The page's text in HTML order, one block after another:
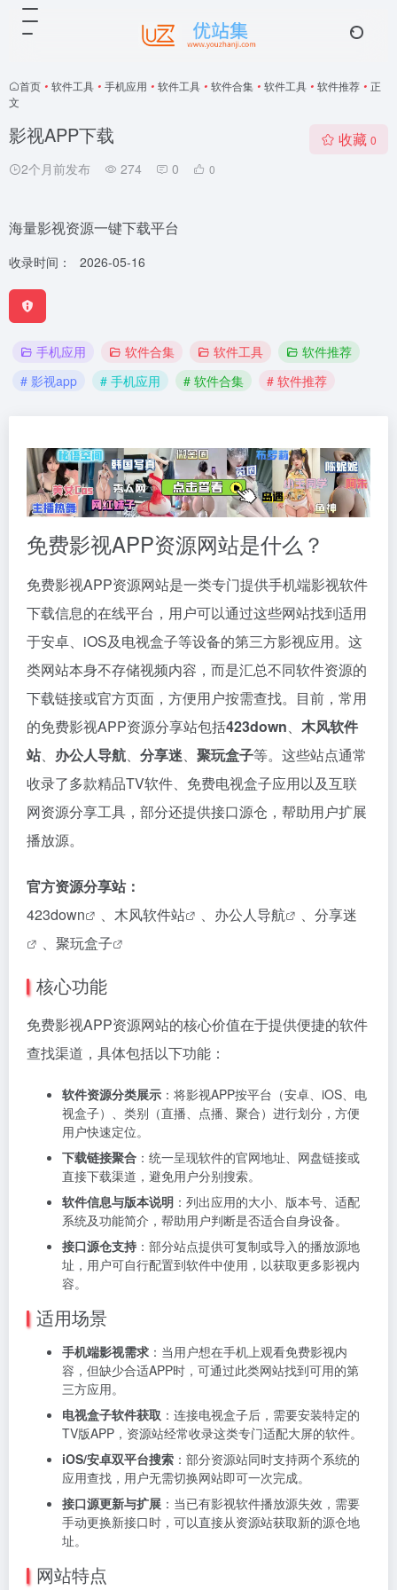
首页 • 软件工具 • 手机应用 • 软件工具 • 软件合集 • 软件工具 • 软件推荐 • 正
文
影视APP下载
2个月前发布 274 0 0
收藏 0
海量影视资源一键下载平台
收录时间： 2026-05-16
手机应用 软件合集 软件工具
软件推荐
# 影视app
# 手机应用 # 软件合集 # 软件推荐
免费影视APP资源网站是什么？
免费影视APP资源网站是一类专门提供手机端影视软件
下载信息的在线平台，用户可以通过这些网站找到适用
于安卓、iOS及电视盒子等设备的第三方影视应用。这
类网站本身不存储视频内容，而是汇总不同软件资源的
下载链接或官方页面，方便用户按需查找。目前，常用
的免费影视APP资源分享站包括423down、 木风软件
站、 办公人导航、 分享迷、 聚玩盒子等。这些站点通常
收录了多款精品TV软件、免费电视盒子应用以及互联
网资源分享工具，部分还提供接口源仓，帮助用户扩展
播放源。
官方资源分享站：
423down
、 木风软件站 、 办公人导航 、 分享迷
、 聚玩盒子
核心功能
免费影视APP资源网站的核心价值在于提供便捷的软件
查找渠道，具体包括以下功能：
软件资源分类展示 ：将影视APP按平台（安卓、iOS、电
视盒子）、类别（直播、点播、聚合）进行划分，方便
用户快速定位。
下载链接聚合 ：统一呈现软件的官网地址、网盘链接或
直接下载渠道，避免用户分别搜索。
软件信息与版本说明 ：列出应用的大小、版本号、适配
系统及功能简介，帮助用户判断是否适合自身设备。
接口源仓支持 ：部分站点提供可复制或导入的播放源地
址，用户可自行配置到软件中使用，以获取更多影视内
容。
适用场景
手机端影视需求 ：当用户想在手机上观看免费影视内
容，但缺少合适APP时，可通过此类网站找到可用的第
三方应用。
电视盒子软件获取 ：连接电视盒子后，需要安装特定的
TV版APP，资源站经常收录这类专门适配大屏的软件。
iOS/安卓双平台搜索 ：部分资源站同时支持两个系统的
应用查找，用户无需切换网站即可一次完成。
接口源更新与扩展 ：当已有影视软件播放源失效，需要
手动更换新接口时，可以直接从资源站获取新的源仓地
址。
网站特点